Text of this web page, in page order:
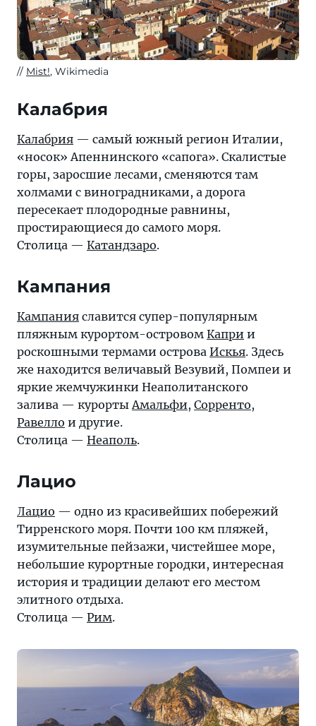
Mist!, Wikimedia
Калабрия
Калабрия — самый южный регион Италии,
«носок» Апеннинского «сапога». Скалистые
горы, заросшие лесами, сменяются там
холмами с виноградниками, а дорога
пересекает плодородные равнины,
простирающиеся до самого моря.
Столица — Катандзаро.
Кампания
Кампания славится супер-популярным
пляжным курортом-островом Капри и
роскошными термами острова Искья. Здесь
же находится величавый Везувий, Помпеи и
яркие жемчужинки Неаполитанского
залива — курортыАмальфи, Сорренто,
Равелло и другие.
Столица — Неаполь.
Лацио
Лацио — одно из красивейших побережий
Тирренского моря. Почти 100 км пляжей,
изумительные пейзажи, чистейшее море,
небольшие курортные городки, интересная
история и традиции делают его местом
элитного отдыха.
Столица — Рим.